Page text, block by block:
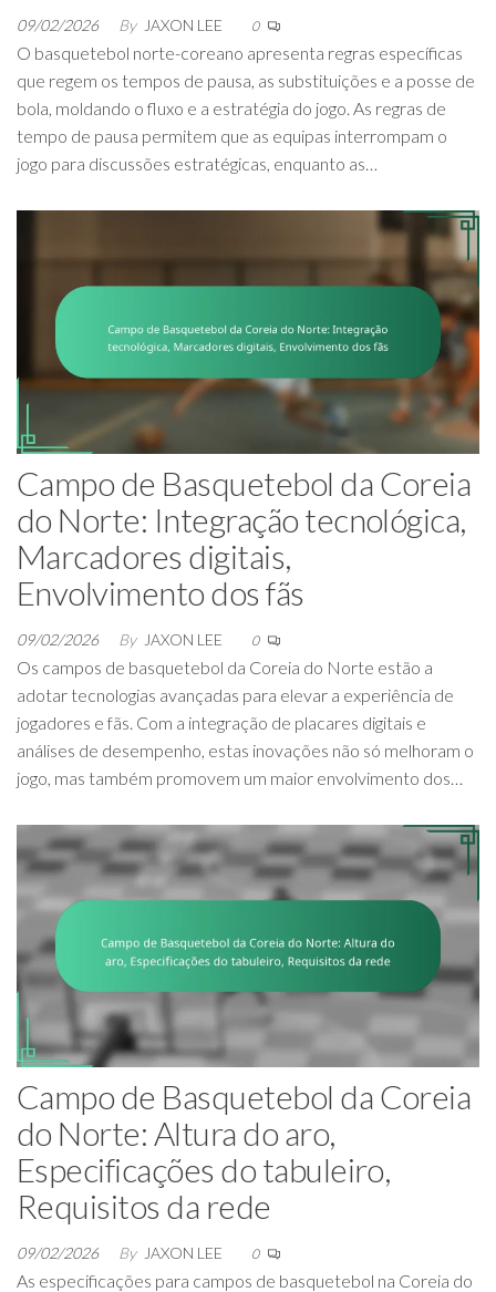
09/02/2026 By JAXON LEE 0
O basquetebol norte-coreano apresenta regras específicas
que regem os tempos de pausa, as substituições e a posse de
bola, moldando o fluxo e a estratégia do jogo. As regras de
tempo de pausa permitem que as equipas interrompam o
jogo para discussões estratégicas, enquanto as…
Campo de Basquetebol da Coreia
do Norte: Integração tecnológica,
Marcadores digitais,
Envolvimento dos fãs
09/02/2026 By JAXON LEE 0
Os campos de basquetebol da Coreia do Norte estão a
adotar tecnologias avançadas para elevar a experiência de
jogadores e fãs. Com a integração de placares digitais e
análises de desempenho, estas inovações não só melhoram o
jogo, mas também promovem um maior envolvimento dos…
Campo de Basquetebol da Coreia
do Norte: Altura do aro,
Especificações do tabuleiro,
Requisitos da rede
09/02/2026 By JAXON LEE 0
As especificações para campos de basquetebol na Coreia do